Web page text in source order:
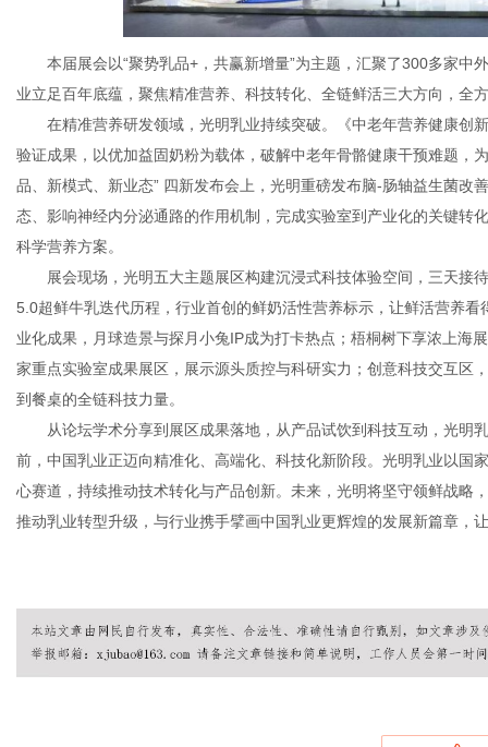
本届展会以“聚势乳品+，共赢新增量”为主题，汇聚了300多家
业立足百年底蕴，聚焦精准营养、科技转化、全链鲜活三大方向，全
在精准营养研发领域，光明乳业持续突破。《中老年营养健康创
验证成果，以优加益固奶粉为载体，破解中老年骨骼健康干预难题，
品、新模式、新业态” 四新发布会上，光明重磅发布脑-肠轴益生菌改
态、影响神经内分泌通路的作用机制，完成实验室到产业化的关键转
科学营养方案。
展会现场，光明五大主题展区构建沉浸式科技体验空间，三天
5.0超鲜牛乳迭代历程，行业首创的鲜奶活性营养标示，让鲜活营养
业化成果，月球造景与探月小兔IP成为打卡热点；梧桐树下享浓上海
家重点实验室成果展区，展示源头质控与科研实力；创意科技交互区
到餐桌的全链科技力量。
从论坛学术分享到展区成果落地，从产品试饮到科技互动，光明
前，中国乳业正迈向精准化、高端化、科技化新阶段。光明乳业以国
心赛道，持续推动技术转化与产品创新。未来，光明将坚守领鲜战略
推动乳业转型升级，与行业携手擘画中国乳业更辉煌的发展新篇章，